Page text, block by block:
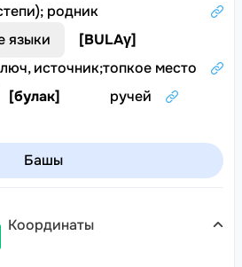
родник
языки
[BULAγ]
источник;топкое место
[булак] ручей
Башы
Координаты